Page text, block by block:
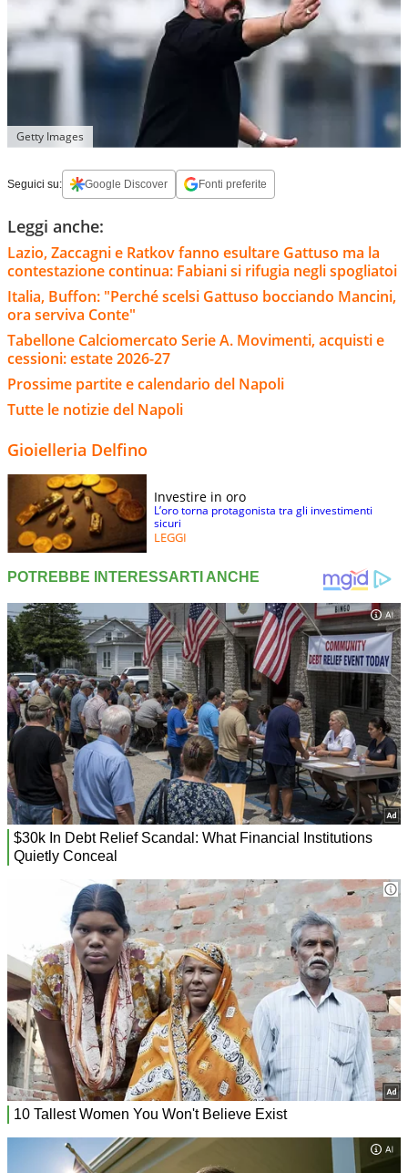
Getty Images
Seguici su: Google Discover Fonti preferite
Leggi anche:
Lazio, Zaccagni e Ratkov fanno esultare Gattuso ma la
contestazione continua: Fabiani si rifugia negli spogliatoi
Italia, Buffon: "Perché scelsi Gattuso bocciando Mancini,
ora serviva Conte"
Tabellone Calciomercato Serie A. Movimenti, acquisti e
cessioni: estate 2026-27
Prossime partite e calendario del Napoli
Tutte le notizie del Napoli
Gioielleria Delfino
Investire in oro
L’oro torna protagonista tra gli investimenti
sicuri
LEGGI